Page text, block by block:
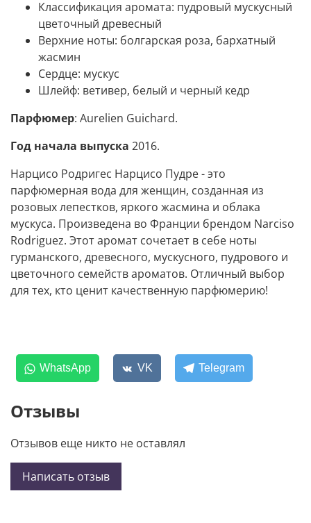
Классификация аромата: пудровый мускусный
цветочный древесный
Верхние ноты: болгарская роза, бархатный
жасмин
Сердце: мускус
Шлейф: ветивер, белый и черный кедр
Парфюмер: Aurelien Guichard.
Год начала выпуска 2016.
Нарцисо Родригес Нарцисо Пудре - это
парфюмерная вода для женщин, созданная из
розовых лепестков, яркого жасмина и облака
мускуса. Произведена во Франции брендом Narciso
Rodriguez. Этот аромат сочетает в себе ноты
гурманского, древесного, мускусного, пудрового и
цветочного семейств ароматов. Отличный выбор
для тех, кто ценит качественную парфюмерию!
WhatsApp VK Telegram
Отзывы
Отзывов еще никто не оставлял
Написать отзыв